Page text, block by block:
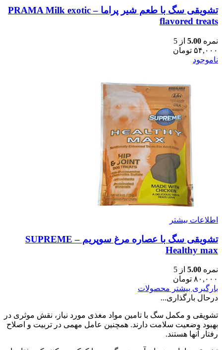
تشویقی سگ با طعم شیر پراما – PRAMA Milk exotic
flavored treats
نمره 5.00 از 5
۵۴,۰۰۰ تومان
ناموجود
اطلاعات بیشتر
تشویقی سگ با عصاره مرغ سوپریم – SUPREME
Healthy max
نمره 5.00 از 5
۸۰,۰۰۰ تومان
بارگیری بیشتر محصولات
درحال بارگذاری...
تشویقی و مکمل سگ با تامین مواد مغذی مورد نیاز، نقش موثری در
بهبود وضعیت سلامت دارند. همچنین عامل مهمی در تربیت و اصلاح
رفتار آنها هستند.